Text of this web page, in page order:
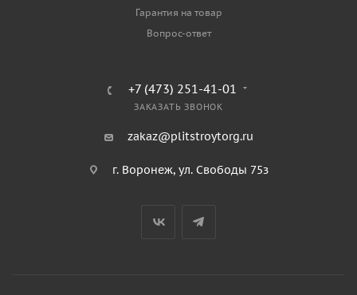
Гарантия на товар
Вопрос-ответ
+7 (473) 251-41-01
ЗАКАЗАТЬ ЗВОНОК
zakaz@plitstroytorg.ru
г. Воронеж, ул. Свободы 75з